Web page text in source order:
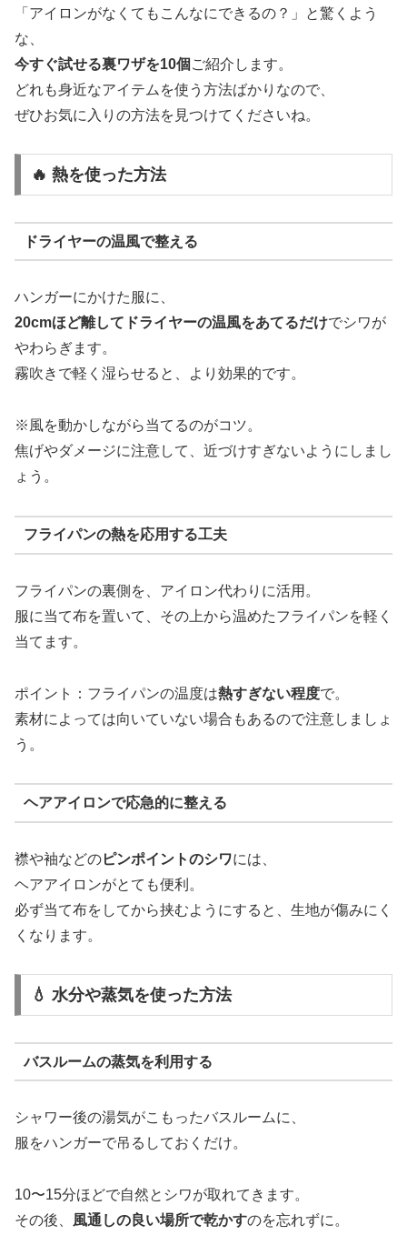
「アイロンがなくてもこんなにできるの？」と驚くよう
な、
今すぐ試せる裏ワザを10個 ご紹介します。
どれも身近なアイテムを使う方法ばかりなので、
ぜひお気に入りの方法を見つけてくださいね。
🔥 熱を使った方法
ドライヤーの温風で整える
ハンガーにかけた服に、
20cmほど離してドライヤーの温風をあてるだけでシワが
やわらぎます。
霧吹きで軽く湿らせると、より効果的です。
※風を動かしながら当てるのがコツ。
焦げやダメージに注意して、近づけすぎないようにしまし
ょう。
フライパンの熱を応用する工夫
フライパンの裏側を、アイロン代わりに活用。
服に当て布を置いて、その上から温めたフライパンを軽く
当てます。
ポイント：フライパンの温度は熱すぎない程度で。
素材によっては向いていない場合もあるので注意しましょ
う。
ヘアアイロンで応急的に整える
襟や袖などのピンポイントのシワには、
ヘアアイロンがとても便利。
必ず当て布をしてから挟むようにすると、生地が傷みにく
くなります。
💧 水分や蒸気を使った方法
バスルームの蒸気を利用する
シャワー後の湯気がこもったバスルームに、
服をハンガーで吊るしておくだけ。
10〜15分ほどで自然とシワが取れてきます。
その後、 風通しの良い場所で乾かすのを忘れずに。